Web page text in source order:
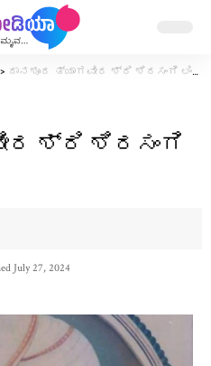
> ದಾನಶೂರ ತ್ಯಾಗವೀರ ಶ್ರಿ ಶಿರಸಂಗಿ ಲಿಂಗರಾಜ ದೇಸಾಯಿ
ಶ್ರಿ ಶಿರಸಂಗಿ
July 27, 2024